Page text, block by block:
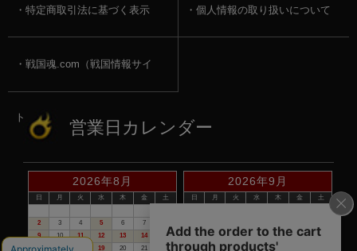
特定商取引法に基づく表示 個人情報の取り扱いについて
戦国魂.com（戦国情報サイ
ト） 営業日カレンダー
2026年8月
日 月 火 水 木 金
土
2
3 4 5 6 7
9
10 11 12 13 14
15
16
17 19 20 21 22
2026年9月
日 月 火 水 木 金
土
13
14 15 16 17 18
19
20
21 22 23 24